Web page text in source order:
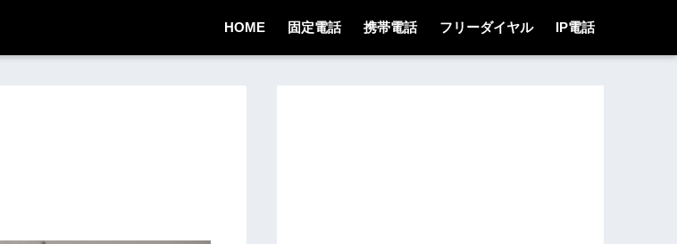
HOME 固定電話 携帯電話 フリーダイヤル IP電話